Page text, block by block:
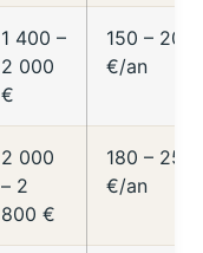
1 400 –
2 000
€
150 – 200
€/an
2 000
– 2
800 €
180 – 250
€/an